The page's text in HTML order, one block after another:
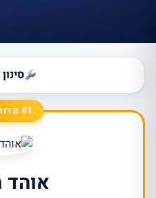
#1 מדורג עליון
אוהד